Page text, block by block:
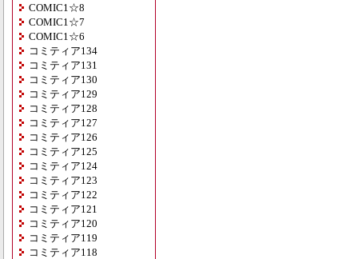
COMIC1☆8
COMIC1☆7
COMIC1☆6
コミティア134
コミティア131
コミティア130
コミティア129
コミティア128
コミティア127
コミティア126
コミティア125
コミティア124
コミティア123
コミティア122
コミティア121
コミティア120
コミティア119
コミティア118